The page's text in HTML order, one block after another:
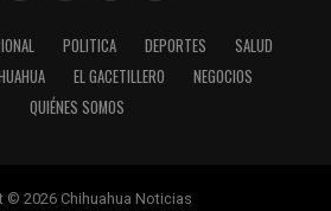
POLITICA DEPORTES
SALUD
EL GACETILLERO
NEGOCIOS
QUIÉNES SOMOS
© 2026 Chihuahua Noticias